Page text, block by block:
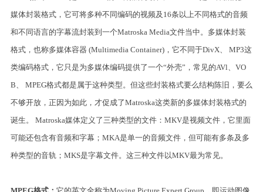
媒体封装格式，它可将多种不同编码的视频及16条以上不同格式的音频
和不同语言的字幕流封装到一个Matroska Media文件当中。多媒体封装
格式，也称多媒体容器 (Multimedia Container)，它不同于DivX、 MP3这
类编码格式，它只是为多媒体编码提供了一个“外壳”，常见的AVl、VO
B、 MPEG格式都是属于这种类型。但这些封装格式要么结构陈旧，要么
不够开放，正因为如此，才促成了Matroska这类新的多媒体封装格式的
诞生。 Matroska媒体定义了三种类型的文件：MKV是视频文件，它里面
可能还包含有音频和字幕；MKA是单一的音频文件，但可能有多条及多
种类型的音轨；MKS是字幕文件。这三种文件以MKV最为常见。